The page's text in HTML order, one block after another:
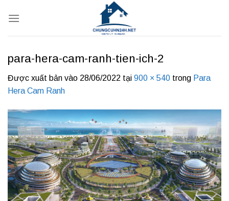
qua
para-hera-cam-ranh-tien-ich-2
Được xuất bản vào 28/06/2022 tại 900 × 540 trong Para
Hera Cam Ranh